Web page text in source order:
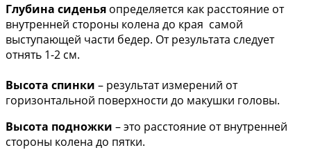
Глубина сиденья определяется как расстояние от
внутренней стороны колена до края самой
выступающей части бедер. От результата следует
отнять 1-2 см.
Высота спинки – результат измерений от
горизонтальной поверхности до макушки головы.
Высота подножки – это расстояние от внутренней
стороны колена до пятки.